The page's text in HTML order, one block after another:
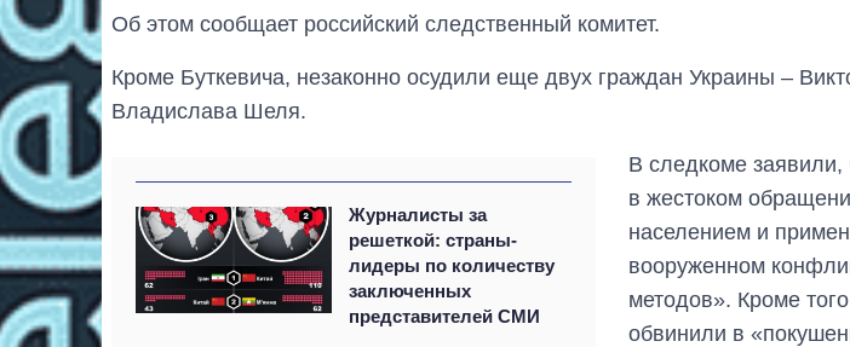
Об этом сообщает российский следственный комитет.
Кроме Буткевича, незаконно осудили еще двух граждан Украины –
Владислава Шеля.
Журналисты за
решеткой: страны-
лидеры по количеству
заключенных
представителей СМИ
В следкоме заявили,
в жестоком
населением и
вооруженном
методов». Кроме
обвинили в